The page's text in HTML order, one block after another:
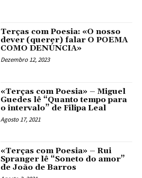
Terças com Poesia: «O nosso
dever (querer) falar O POEMA
COMO DENÚNCIA»
Dezembro 12, 2023
«Terças com Poesia» – Miguel
Guedes lê “Quanto tempo para
o intervalo” de Filipa Leal
Agosto 17, 2021
«Terças com Poesia» – Rui
Spranger lê “Soneto do amor”
de João de Barros